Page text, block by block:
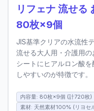
リフェナ 流せる
80枚×9個
JIS基準クリアの水流性
流せる大人用・介護用
シートにヒアルロン酸
しやすいのが特徴です。
内容量: 80枚×9個 (計720枚)
素材: 天然素材100% (リヨセ